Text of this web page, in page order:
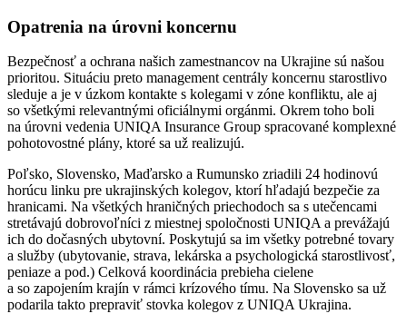
Opatrenia na úrovni koncernu
Bezpečnosť a ochrana našich zamestnancov na Ukrajine sú našou
prioritou. Situáciu preto management centrály koncernu starostlivo
sleduje a je v úzkom kontakte s kolegami v zóne konfliktu, ale aj
so všetkými relevantnými oficiálnymi orgánmi. Okrem toho boli
na úrovni vedenia UNIQA Insurance Group spracované komplexné
pohotovostné plány, ktoré sa už realizujú.
Poľsko, Slovensko, Maďarsko a Rumunsko zriadili 24 hodinovú
horúcu linku pre ukrajinských kolegov, ktorí hľadajú bezpečie za
hranicami. Na všetkých hraničných priechodoch sa s utečencami
stretávajú dobrovoľníci z miestnej spoločnosti UNIQA a prevážajú
ich do dočasných ubytovní. Poskytujú sa im všetky potrebné tovary
a služby (ubytovanie, strava, lekárska a psychologická starostlivosť,
peniaze a pod.) Celková koordinácia prebieha cielene
a so zapojením krajín v rámci krízového tímu. Na Slovensko sa už
podarila takto prepraviť stovka kolegov z UNIQA Ukrajina.